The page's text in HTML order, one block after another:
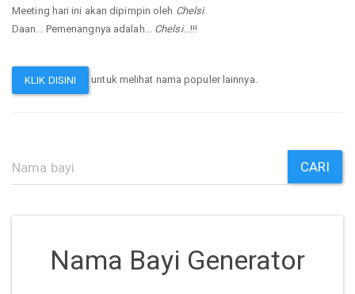
Meeting hari ini akan dipimpin oleh Chelsi.
Daan... Pemenangnya adalah... Chelsi...!!!
KLIK DISINI untuk melihat nama populer lainnya.
CARI
Nama Bayi Generator